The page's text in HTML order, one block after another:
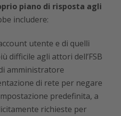
piano di risposta agli
includere:
utente e di quelli
difficile agli attori dell’FSB
amministratore
di rete per negare
predefinita, a
richieste per